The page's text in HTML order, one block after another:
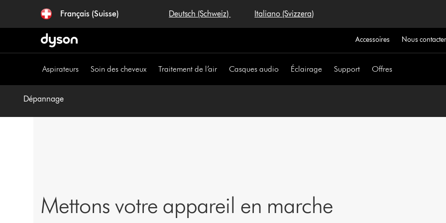
pages
Français (Suisse) Deutsch (Schweiz) Italiano (Svizzera)
Accessoires Nous contacter
Aspirateurs Soin des cheveux Traitement de l’air Casques audio Éclairage Support Offres
Dépannage
Mettons votre appareil en marche